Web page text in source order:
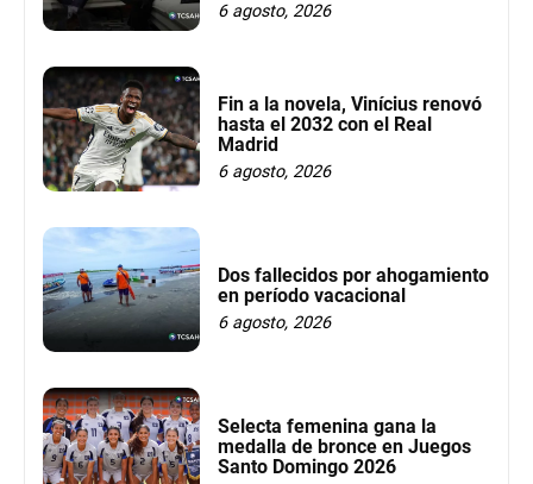
6 agosto, 2026
Fin a la novela, Vinícius renovó
hasta el 2032 con el Real
Madrid
6 agosto, 2026
Dos fallecidos por ahogamiento
en período vacacional
6 agosto, 2026
Selecta femenina gana la
medalla de bronce en Juegos
Santo Domingo 2026